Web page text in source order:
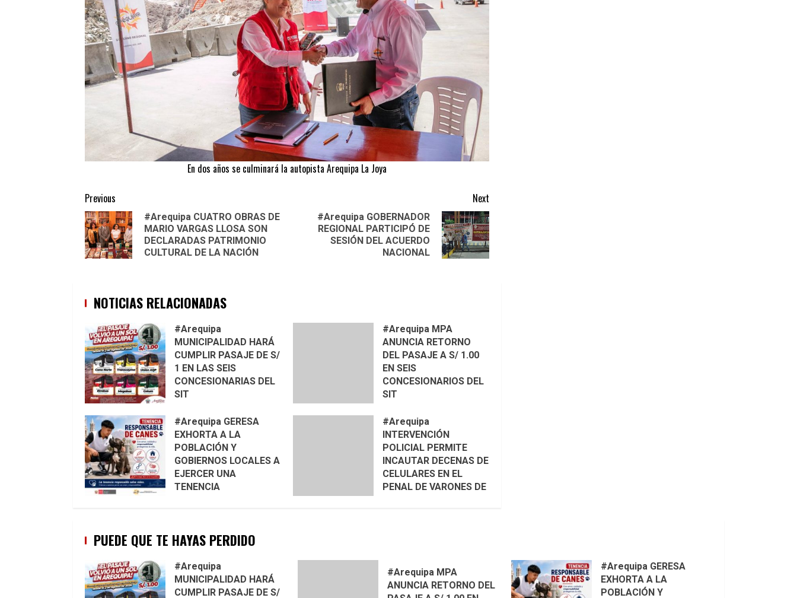
En dos años se culminará la autopista Arequipa La Joya
Continue
Reading
Previous
Previous
#Arequipa CUATRO OBRAS DE
MARIO VARGAS LLOSA SON
DECLARADAS PATRIMONIO
CULTURAL DE LA NACIÓN
Next
#Arequipa GOBERNADOR
REGIONAL PARTICIPÓ DE
SESIÓN DEL ACUERDO
NACIONAL
NOTICIAS RELACIONADAS
#Arequipa
MUNICIPALIDAD HARÁ
CUMPLIR PASAJE DE S/
1 EN LAS SEIS
CONCESIONARIAS DEL
SIT
#Arequipa MPA
ANUNCIA RETORNO
DEL PASAJE A S/ 1.00
EN SEIS
CONCESIONARIOS DEL
SIT
#Arequipa GERESA
EXHORTA A LA
POBLACIÓN Y
GOBIERNOS LOCALES A
EJERCER UNA
TENENCIA
PROTEGER LA VIDA 🦮
#Arequipa
INTERVENCIÓN
POLICIAL PERMITE
INCAUTAR DECENAS DE
CELULARES EN EL
PENAL DE VARONES DE
PUEDE QUE TE HAYAS PERDIDO
#Arequipa
MUNICIPALIDAD HARÁ
CUMPLIR PASAJE DE S/
#Arequipa MPA
ANUNCIA RETORNO DEL
#Arequipa GERESA
EXHORTA A LA
POBLACIÓN Y